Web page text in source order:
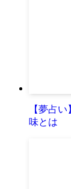
【夢占
味とは